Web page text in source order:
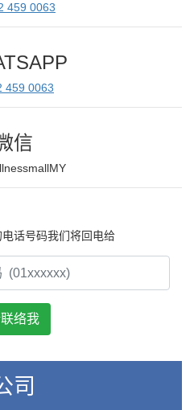
459 0063
459 0063
信
话号码我们将回电给
司